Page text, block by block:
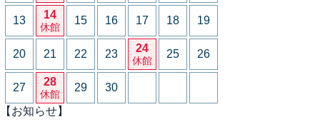
13 14
休館
15 16 17 18 19
20 21 22 23 24
休館
25 26
27 28
休館
29
30
【お知らせ】